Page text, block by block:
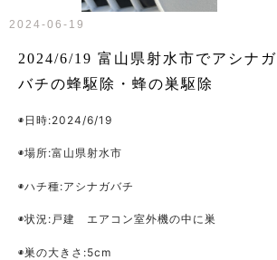
2024-06-19
2024/6/19 富山県射水市でアシナガ
バチの蜂駆除・蜂の巣駆除
◉日時:2024/6/19
◉場所:富山県射水市
◉ハチ種:アシナガバチ
◉状況:戸建 エアコン室外機の中に巣
◉巣の大きさ:5cm